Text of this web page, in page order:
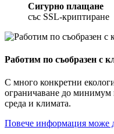
Сигурно плащане
със SSL-криптиране
Работим по съобразен с
С много конкретни
ограничаване до минимум
среда и климата.
Повече информация може